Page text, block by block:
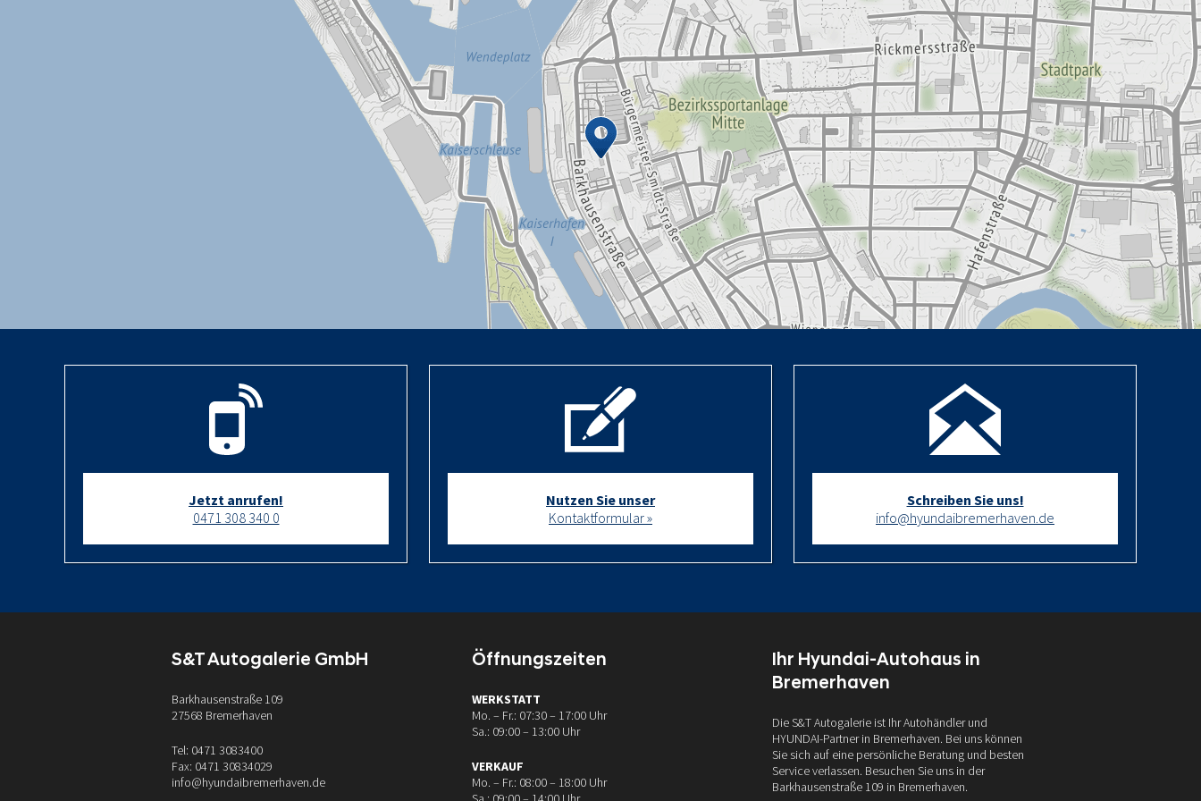
Jetzt anrufen!
0471 308 340 0
Nutzen Sie unser
Kontaktformular »
Schreiben Sie uns!
info@hyundaibremerhaven.de
S&T Autogalerie GmbH
Barkhausenstraße 109
27568 Bremerhaven
Tel: 0471 3083400
Fax: 0471 30834029
info@hyundaibremerhaven.de
Öffnungszeiten
WERKSTATT
Mo. – Fr.: 07:30 – 17:00 Uhr
Sa.: 09:00 – 13:00 Uhr
VERKAUF
Mo. – Fr.: 08:00 – 18:00 Uhr
Ihr Hyundai-Autohaus in
Bremerhaven
Die S&T Autogalerie ist Ihr Autohändler und
HYUNDAI-Partner in Bremerhaven. Bei uns können
Sie sich auf eine persönliche Beratung und besten
Service verlassen. Besuchen Sie uns in der
Barkhausenstraße 109 in Bremerhaven.